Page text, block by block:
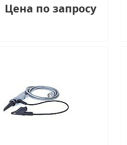
Цена по запросу